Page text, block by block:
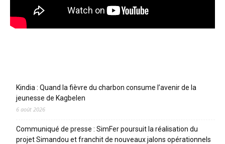
Kindia : Quand la fièvre du charbon consume l’avenir de la
jeunesse de Kagbelen
6 août 2026
Communiqué de presse : SimFer poursuit la réalisation du
projet Simandou et franchit de nouveaux jalons opérationnels